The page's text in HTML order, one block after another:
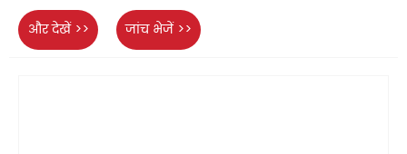
और देखें >> जांच भेजें >>